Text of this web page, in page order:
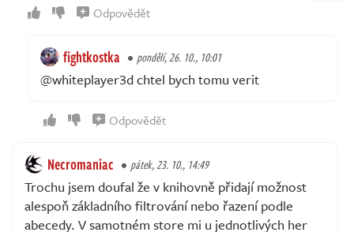
Odpovědět
fightkostka pondělí, 26. 10., 10:01
@whiteplayer3d chtel bych tomu verit
Odpovědět
Necromaniac pátek, 23. 10., 14:49
Trochu jsem doufal že v knihovně přidají možnost
alespoň základního filtrování nebo řazení podle
abecedy. V samotném store mi u jednotlivých her